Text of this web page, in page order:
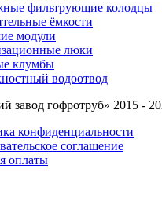
фильтрующие колодцы
ёмкости
модули
люки
клумбы
водоотвод
завод гофротруб» 2015 -
конфиденциальности
соглашение
оплаты